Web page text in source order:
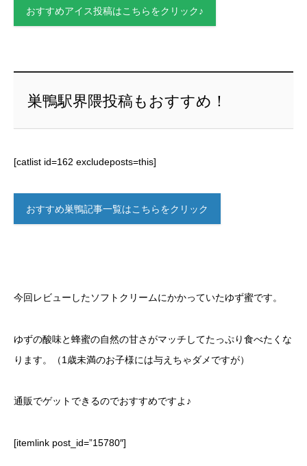
おすすめアイス投稿はこちらをクリック♪
巣鴨駅界隈投稿もおすすめ！
[catlist id=162 excludeposts=this]
おすすめ巣鴨記事一覧はこちらをクリック
今回レビューしたソフトクリームにかかっていたゆず蜜です。
ゆずの酸味と蜂蜜の自然の甘さがマッチしてたっぷり食べたくな
ります。（1歳未満のお子様には与えちゃダメですが）
通販でゲットできるのでおすすめですよ♪
[itemlink post_id=”15780″]